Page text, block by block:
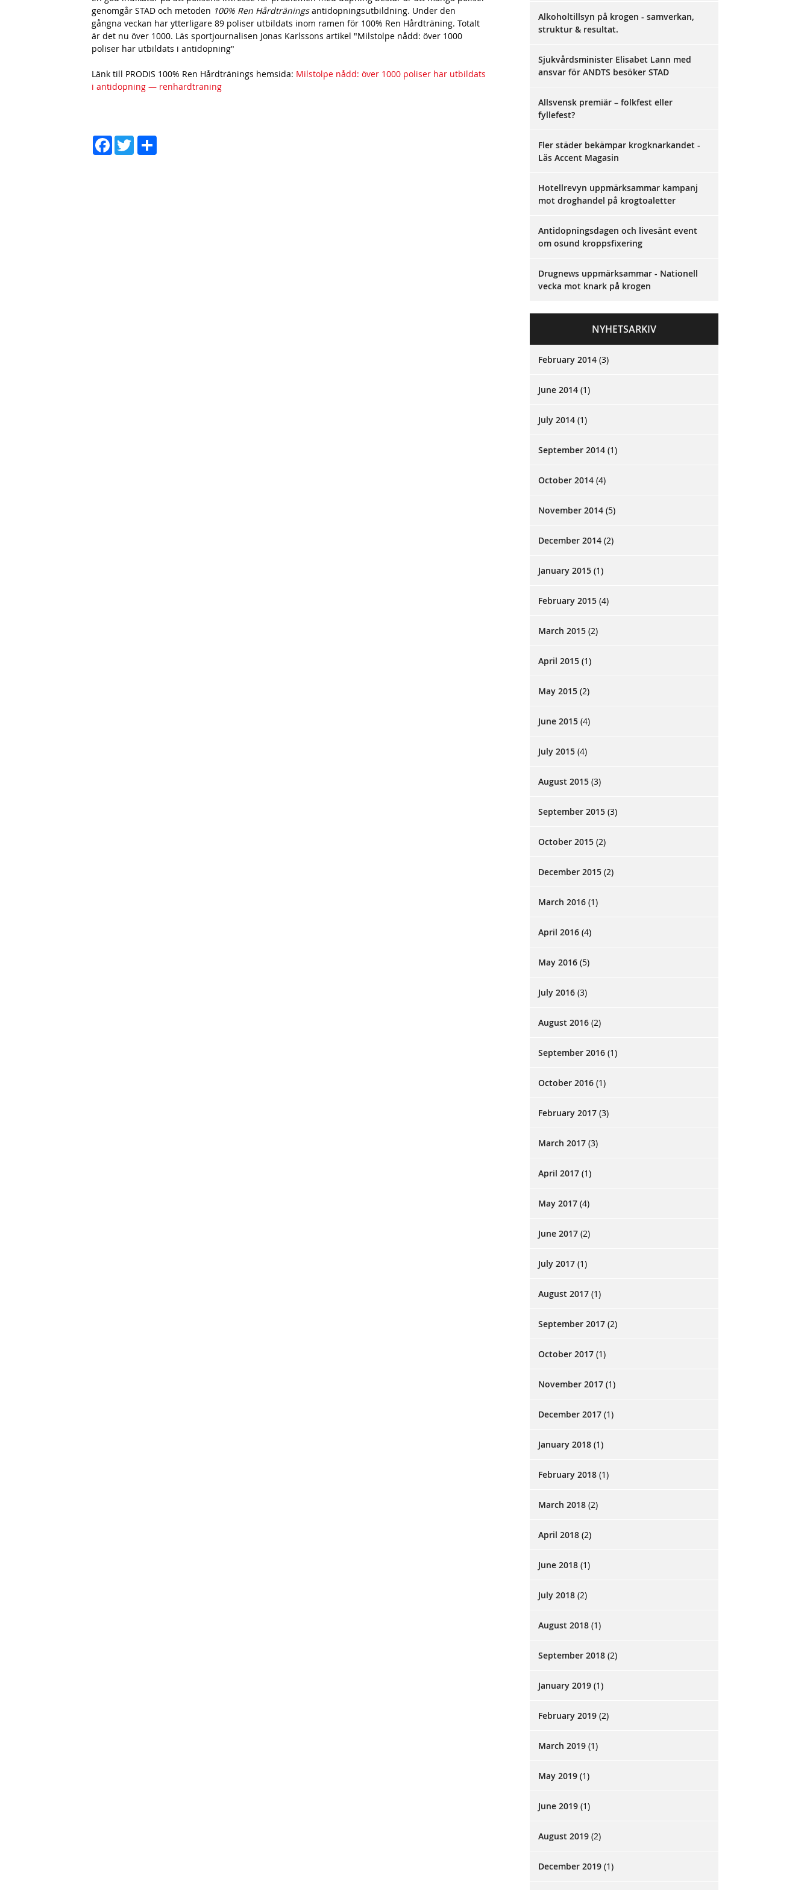
n
a
v
b
a
genomgår STAD och metoden 100% Ren Hårdträningsantidopningsutbildning. Under den
gångna veckan har ytterligare 89 poliser utbildats inom ramen för 100% Ren Hårdträning. Totalt
är det nu över 1000. Läs sportjournalisen Jonas Karlssons artikel "Milstolpe nådd: över 1000
poliser har utbildats i antidopning"
Länk till PRODIS 100% Ren Hårdtränings hemsida: Milstolpe nådd: över 1000 poliser har utbildats
i antidopning — renhardtraning
Face
Twit
Alkoholtillsyn på krogen - samverkan,
struktur & resultat.
Sjukvårdsminister Elisabet Lann med
ansvar för ANDTS besöker STAD
Allsvensk premiär – folkfest eller
fyllefest?
Fler städer bekämpar krogknarkandet -
Läs Accent Magasin
Hotellrevyn uppmärksammar kampanj
mot droghandel på krogtoaletter
Antidopningsdagen och livesänt event
om osund kroppsfixering
Drugnews uppmärksammar - Nationell
vecka mot knark på krogen
NYHETSARKIV
February 2014(3)
June 2014(1)
July 2014(1)
September 2014(1)
October 2014(4)
November 2014(5)
December 2014(2)
January 2015(1)
February 2015(4)
March 2015(2)
April 2015(1)
May 2015(2)
June 2015(4)
July 2015(4)
August 2015(3)
September 2015(3)
October 2015(2)
December 2015(2)
March 2016(1)
April 2016(4)
May 2016(5)
July 2016(3)
August 2016(2)
September 2016(1)
October 2016(1)
February 2017(3)
March 2017(3)
April 2017(1)
May 2017(4)
June 2017(2)
July 2017(1)
August 2017(1)
September 2017(2)
October 2017(1)
November 2017(1)
December 2017(1)
January 2018(1)
February 2018(1)
March 2018(2)
April 2018(2)
June 2018(1)
July 2018(2)
August 2018(1)
September 2018(2)
January 2019(1)
February 2019(2)
March 2019(1)
May 2019(1)
June 2019(1)
August 2019(2)
December 2019(1)